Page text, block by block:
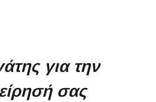
για την
σας